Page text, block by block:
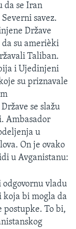
se Iran
savez.
Države
su amerièki
Taliban.
i Ujedinjeni
su priznavale
se slažu
Ambasador
u
On je ovako
u Avganistanu:
odgovornu vladu
koja bi mogla da
postupke. To bi,